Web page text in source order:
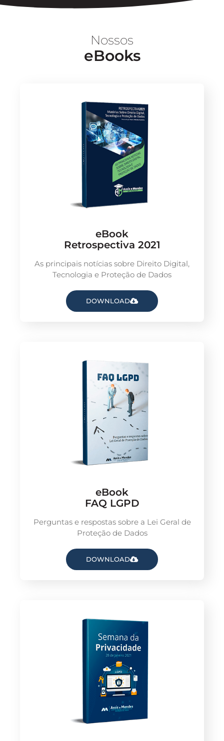
Nossos
eBooks
eBook
Retrospectiva 2021
As principais notícias sobre Direito Digital,
Tecnologia e Proteção de Dados
DOWNLOAD
eBook
FAQ LGPD
Perguntas e respostas sobre a Lei Geral de
Proteção de Dados
DOWNLOAD